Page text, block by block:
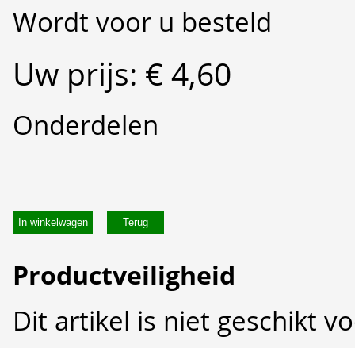
Wordt voor u besteld
Uw prijs: € 4,60
Onderdelen
In winkelwagen
Productveiligheid
Dit artikel is niet geschikt